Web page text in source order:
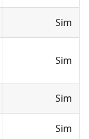
Sim
Sim
Sim
Sim